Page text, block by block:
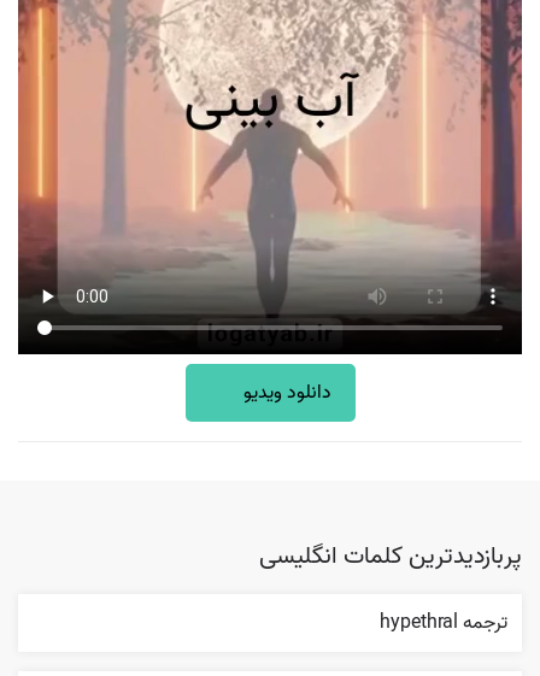
دانلود ویدیو
پربازدیدترین کلمات انگلیسی
ترجمه hypethral